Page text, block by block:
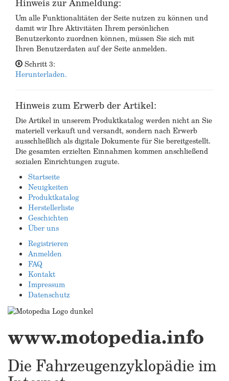
Um alle Funktionalitäten der Seite nutzen zu können und
damit wir Ihre Aktivitäten Ihrem persönlichen
Benutzerkonto zuordnen können, müssen Sie sich mit
Ihren Benutzerdaten auf der Seite anmelden.
Schritt 3:
Herunterladen.
Hinweis zum Erwerb der Artikel:
Die Artikel in unserem Produktkatalog werden nicht an Sie
materiell verkauft und versandt, sondern nach Erwerb
ausschließlich als digitale Dokumente für Sie bereitgestellt.
Die gesamten erzielten Einnahmen kommen anschließend
sozialen Einrichtungen zugute.
Startseite
Neuigkeiten
Produktkatalog
Herstellerliste
Geschichten
Über uns
Registrieren
Anmelden
FAQ
Kontakt
Impressum
Datenschutz
www.motopedia.info
Die Fahrzeugenzyklopädie im